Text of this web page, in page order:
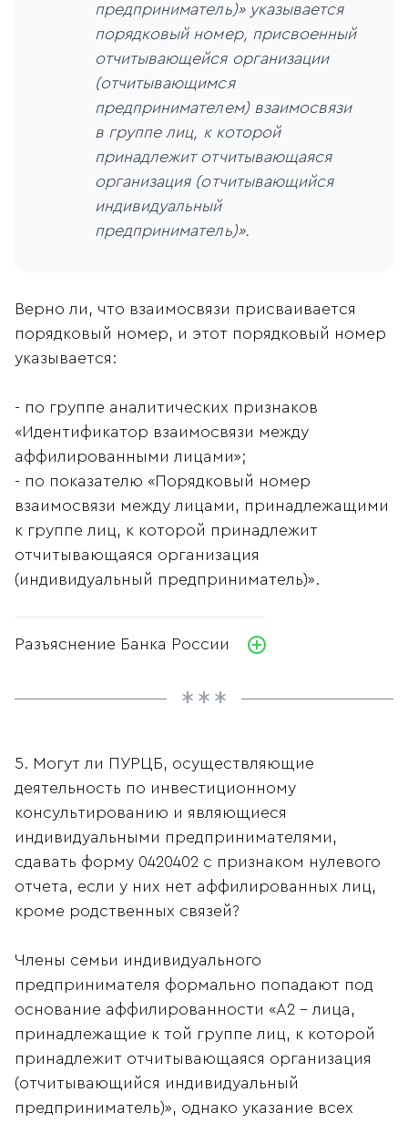
предприниматель)» указывается
порядковый номер, присвоенный
отчитывающейся организации
(отчитывающимся
предпринимателем) взаимосвязи
в группе лиц, к которой
принадлежит отчитывающаяся
организация (отчитывающийся
индивидуальный
предприниматель)».
Верно ли, что взаимосвязи присваивается
порядковый номер, и этот порядковый номер
указывается:
- по группе аналитических признаков
«Идентификатор взаимосвязи между
аффилированными лицами»;
- по показателю «Порядковый номер
взаимосвязи между лицами, принадлежащими
к группе лиц, к которой принадлежит
отчитывающаяся организация
(индивидуальный предприниматель)».
Разъяснение Банка России
5. Могут ли ПУРЦБ, осуществляющие
деятельность по инвестиционному
консультированию и являющиеся
индивидуальными предпринимателями,
сдавать форму 0420402 с признаком нулевого
отчета, если у них нет аффилированных лиц,
кроме родственных связей?
Члены семьи индивидуального
предпринимателя формально попадают под
основание аффилированности «А2 - лица,
принадлежащие к той группе лиц, к которой
принадлежит отчитывающаяся организация
(отчитывающийся индивидуальный
предприниматель)», однако указание всех